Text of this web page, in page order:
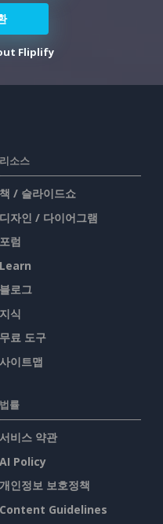
Fliplify
리소스
책 / 슬라이드쇼
디자인 / 다이어그램
포럼
Learn
블로그
지식
무료 도구
사이트맵
법률
서비스 약관
AI Policy
개인정보 보호정책
Content Guidelines